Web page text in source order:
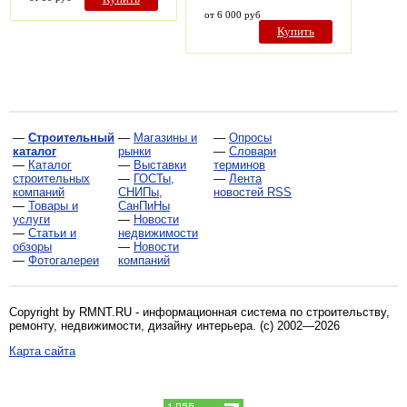
от 6 000 руб
Купить
— Строительный
каталог
— Каталог
строительных
компаний
— Товары и
услуги
— Статьи и
обзоры
— Фотогалереи
— Магазины и
рынки
— Выставки
— ГОСТы,
СНИПы,
СанПиНы
— Новости
недвижимости
— Новости
компаний
— Опросы
— Словари
терминов
— Лента
новостей RSS
Copyright by RMNT.RU - информационная система по строительству,
ремонту, недвижимости, дизайну интерьера. (c) 2002—2026
Карта сайта